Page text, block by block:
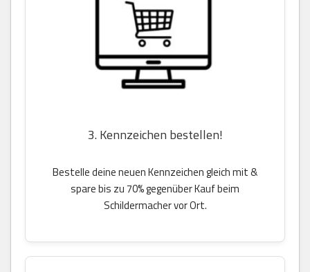
3. Kennzeichen bestellen!
Bestelle deine neuen Kennzeichen gleich mit &
spare bis zu 70% gegenüber Kauf beim
Schildermacher vor Ort.